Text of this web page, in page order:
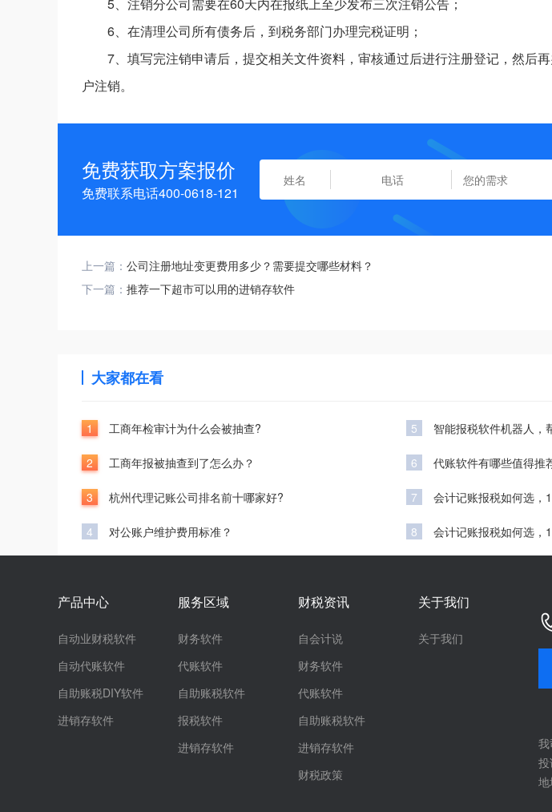
6、在清理公司所有债务后，到税务部门办理完税证明；
7、填写完注销申请后，提交相关文件资料，审核通过后进行注册登记，然后
户注销。
免费获取方案报价
免费联系电话400-0618-121
上一篇： 公司注册地址变更费用多少？需要提交哪些材料？
下一篇： 推荐一下超市可以用的进销存软件
大家都在看
1 工商年检审计为什么会被抽查?
2 工商年报被抽查到了怎么办？
3 杭州代理记账公司排名前十哪家好?
4 对公账户维护费用标准？
5 智能报税软件机器人，
6 代账软件有哪些值得推
7 会计记账报税如何选，
8 会计记账报税如何选，
产品中心
自动业财税软件
自动代账软件
自助账税DIY软件
进销存软件
服务区域
财务软件
代账软件
自助账税软件
报税软件
进销存软件
财税资讯
自会计说
财务软件
代账软件
自助账税软件
进销存软件
财税政策
关于我们
关于我们